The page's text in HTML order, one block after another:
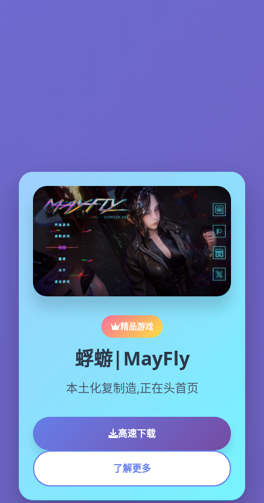
精品游戏
蜉蝣|MayFly
本土化复制造,正在头首页
高速下载
了解更多